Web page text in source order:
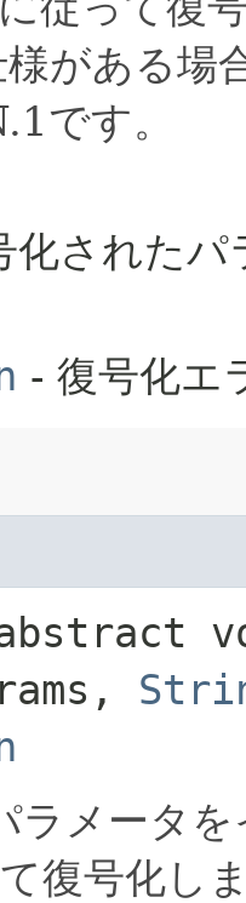
がある場
です。
化されたパ
- 復号化エ
ラメータ
復号化し